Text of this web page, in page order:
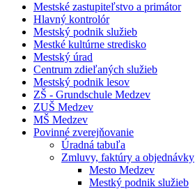
Mestské zastupiteľstvo a primátor
Hlavný kontrolór
Mestský podnik služieb
Mestké kultúrne stredisko
Mestský úrad
Centrum zdieľaných služieb
Mestský podnik lesov
ZŠ - Grundschule Medzev
ZUŠ Medzev
MŠ Medzev
Povinné zverejňovanie
Úradná tabuľa
Zmluvy, faktúry a objednávky
Mesto Medzev
Mestký podnik služieb